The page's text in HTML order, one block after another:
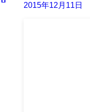
2015年12月11日